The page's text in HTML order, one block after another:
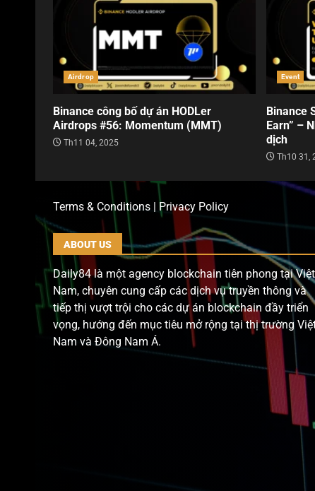
Airdrop
Binance công bố dự án HODLer
Airdrops #56: Momentum (MMT)
Th11 04, 2025
Event
Binance
Earn” –
dịch
Th10 31,
Terms & Conditions | Privacy Policy
ABOUT US
Daily84 là một agency blockchain tiên phong tại Việt
Nam, chuyên cung cấp các dịch vụ truyền thông và
tiếp thị vượt trội cho các dự án blockchain đầy triển
vọng, hướng đến mục tiêu mở rộng tại thị trường
Nam và Đông Nam Á.